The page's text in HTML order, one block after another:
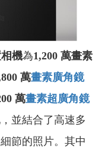
機為1,200 萬畫素
萬畫素廣角鏡
萬畫素超廣角鏡
並結合了高速多
節的照片。其中